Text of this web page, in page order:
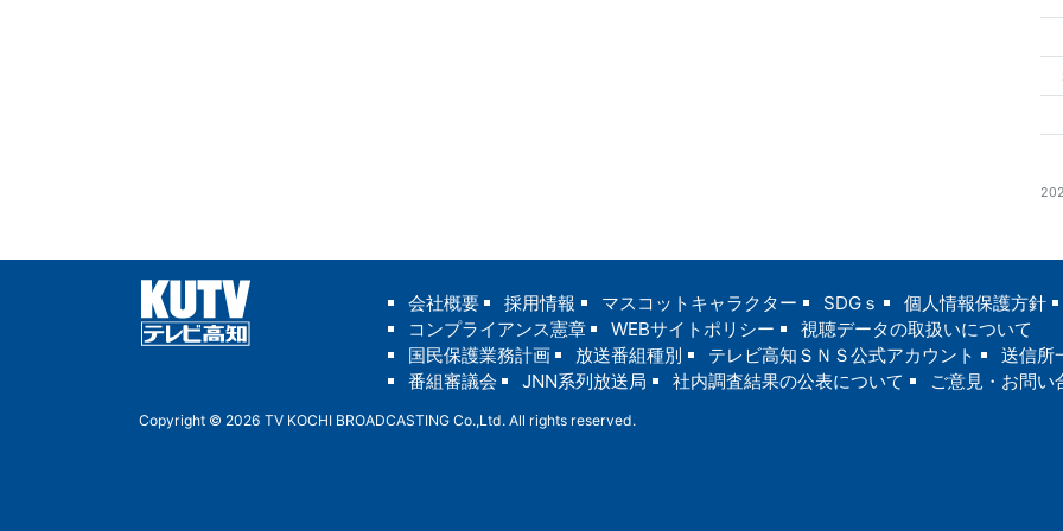
会社概要 採用情報 マスコットキャラクター SDGｓ
個人情報保護方針
コンプライアンス憲章
WEBサイトポリシー
視聴データの取扱いについて
国民保護業務計画
放送番組種別 テレビ高知ＳＮＳ公式アカウント
送信所
番組審議会
JNN系列放送局 社内調査結果の公表について ご意見・お問い
Copyright © 2026 TV KOCHI BROADCASTING Co.,Ltd. All rights reserved.